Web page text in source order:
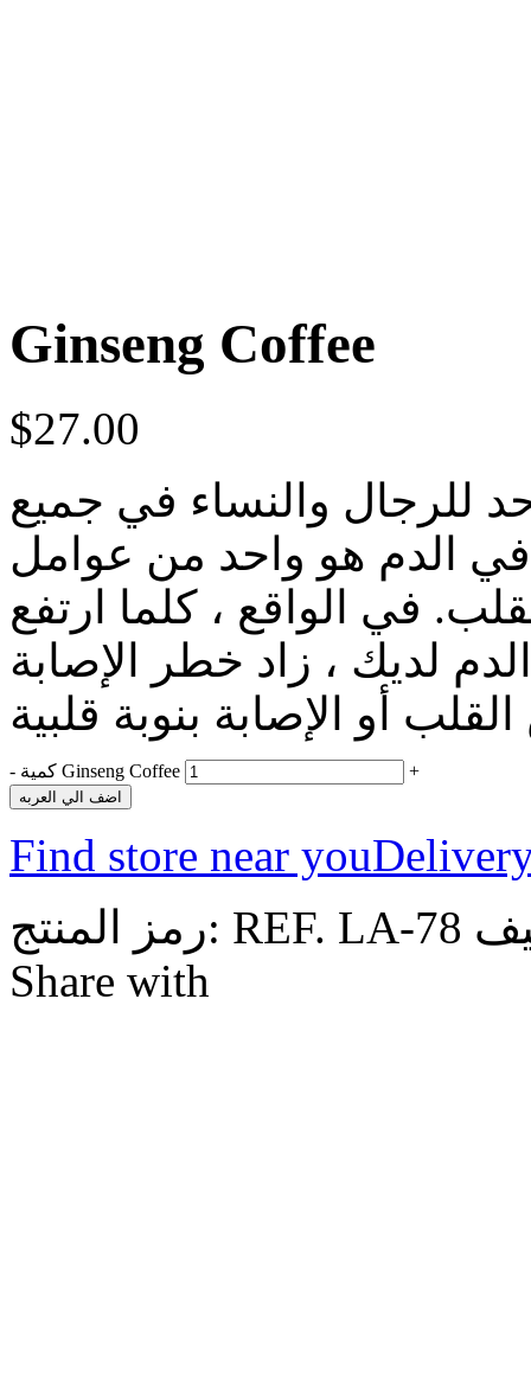
Ginseng Coffee
$27.00
للرجال والنساء في جميع
في الدم هو واحد من عوامل
في الواقع ، كلما ارتفع
لديك ، زاد خطر الإصابة
- كمية Ginseng Coffee +
اضف الي العربه
Find store near you
رمز المنتج: REF. LA-78
Share with